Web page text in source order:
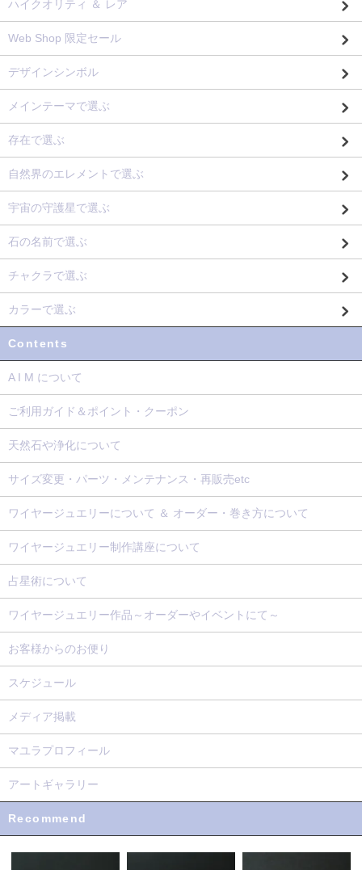
ハイクオリティ ＆ レア
Web Shop 限定セール
デザインシンボル
メインテーマで選ぶ
存在で選ぶ
自然界のエレメントで選ぶ
宇宙の守護星で選ぶ
石の名前で選ぶ
チャクラで選ぶ
カラーで選ぶ
Contents
A I M について
ご利用ガイド＆ポイント・クーポン
天然石や浄化について
サイズ変更・パーツ・メンテナンス・再販売etc
ワイヤージュエリーについて ＆ オーダー・巻き方について
ワイヤージュエリー制作講座について
占星術について
ワイヤージュエリー作品～オーダーやイベントにて～
お客様からのお便り
スケジュール
メディア掲載
マユラプロフィール
アートギャラリー
Recommend